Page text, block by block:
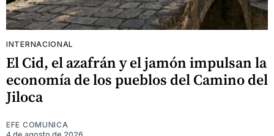
INTERNACIONAL
El Cid, el azafrán y el jamón impulsan la
economía de los pueblos del Camino del
Jiloca
EFE COMUNICA
4 de agosto de 2026